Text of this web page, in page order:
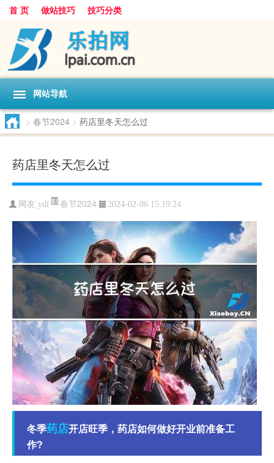
首 页 做站技巧 技巧分类
网站导航
> 春节2024 > 药店里冬天怎么过
药店里冬天怎么过
网友:ydl 春节2024 2024-02-06 15:19:24
冬季药店开店旺季，药店如何做好开业前准备工
作?